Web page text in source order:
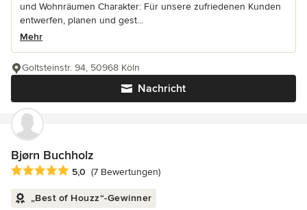
und Wohnräumen Charakter: Für unsere zufriedenen Kunden
entwerfen, planen und gest...
Mehr
Nachricht
Goltsteinstr. 94, 50968 Köln
Bjørn Buchholz
Durchschnittliche Bewertung: 5 von 5 Sternen
5,0 (7 Bewertungen)
„Best of Houzz“-Gewinner